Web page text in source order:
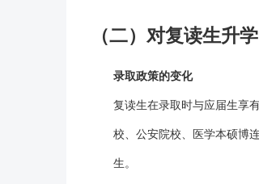
（二）对复读生升
录取政策的变化
复读生在录取时与应届生享
校、公安院校、医学本硕博
生。